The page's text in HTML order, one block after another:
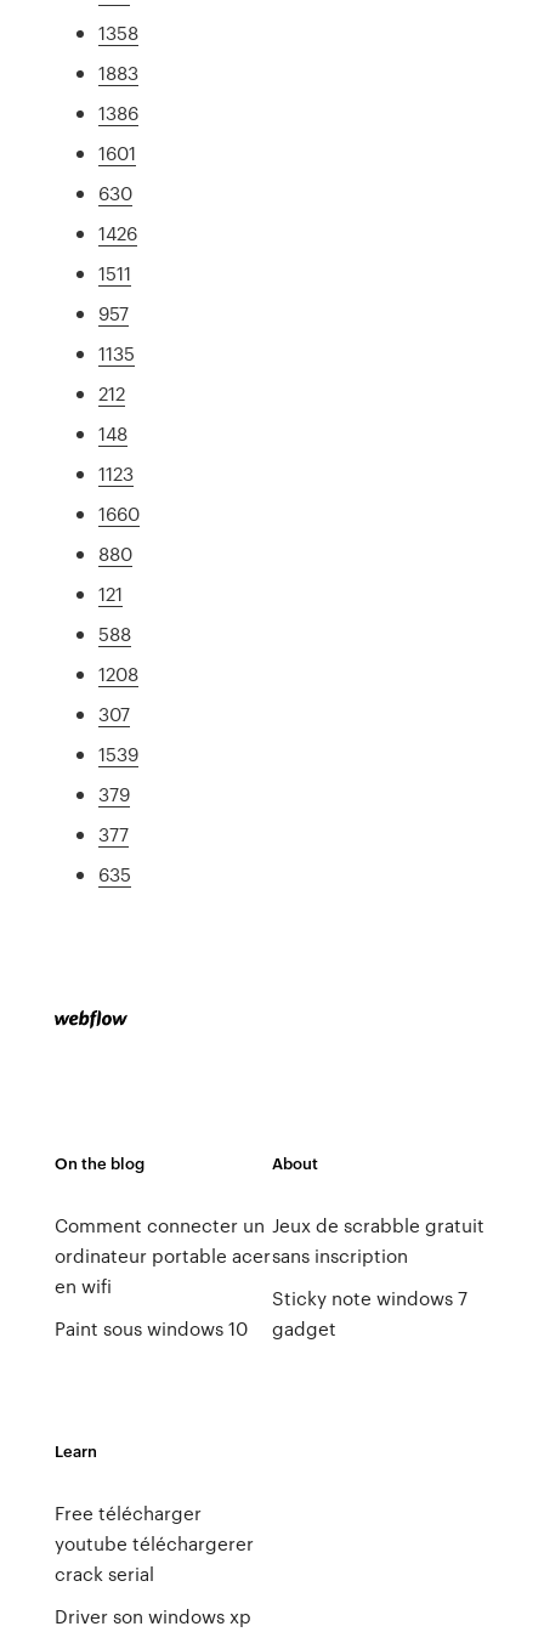
1358
1883
1386
1601
630
1426
1511
957
1135
212
148
1123
1660
880
121
588
1208
307
1539
379
377
635
On the blog
Comment connecter un
ordinateur portable acer
en wifi
Paint sous windows 10
About
Jeux de scrabble gratuit
sans inscription
Sticky note windows 7
gadget
Learn
Free télécharger
youtube téléchargerer
crack serial
Driver son windows xp